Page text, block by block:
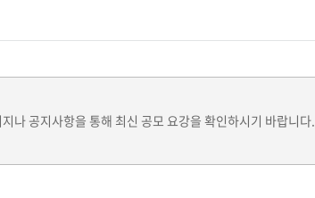
나 공지사항을 통해 최신 공모 요강을 확인하시기 바랍니다.